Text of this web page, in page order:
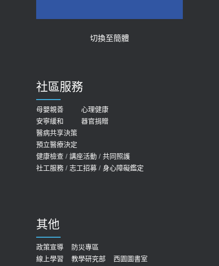
2026-05-21
女性必看國健署公費懶人包！這幾項檢
查完全免費 沒做虧大了
2026-05-14
質密度檢查！醫：注意5重點可逆轉
膝蓋退化有9大部位 骨科醫坦言：不
一定得換人工關節
2019-10-08
20歲迪士尼男星因癲癇猝逝 老人小
孩最好發、醫師點出8大前兆
2019-07-09
預約
2022-01-07
切換至簡體
社區服務
母嬰親善
心理健康
安寧緩和
器官捐贈
醫病共享決策
預立醫療決定
健康檢查 / 講座活動 / 共同照護
社工服務 / 志工招募 / 身心障礙鑑定
其他
政策宣導
防災專區
線上學習
教學研究部
西園圖書室